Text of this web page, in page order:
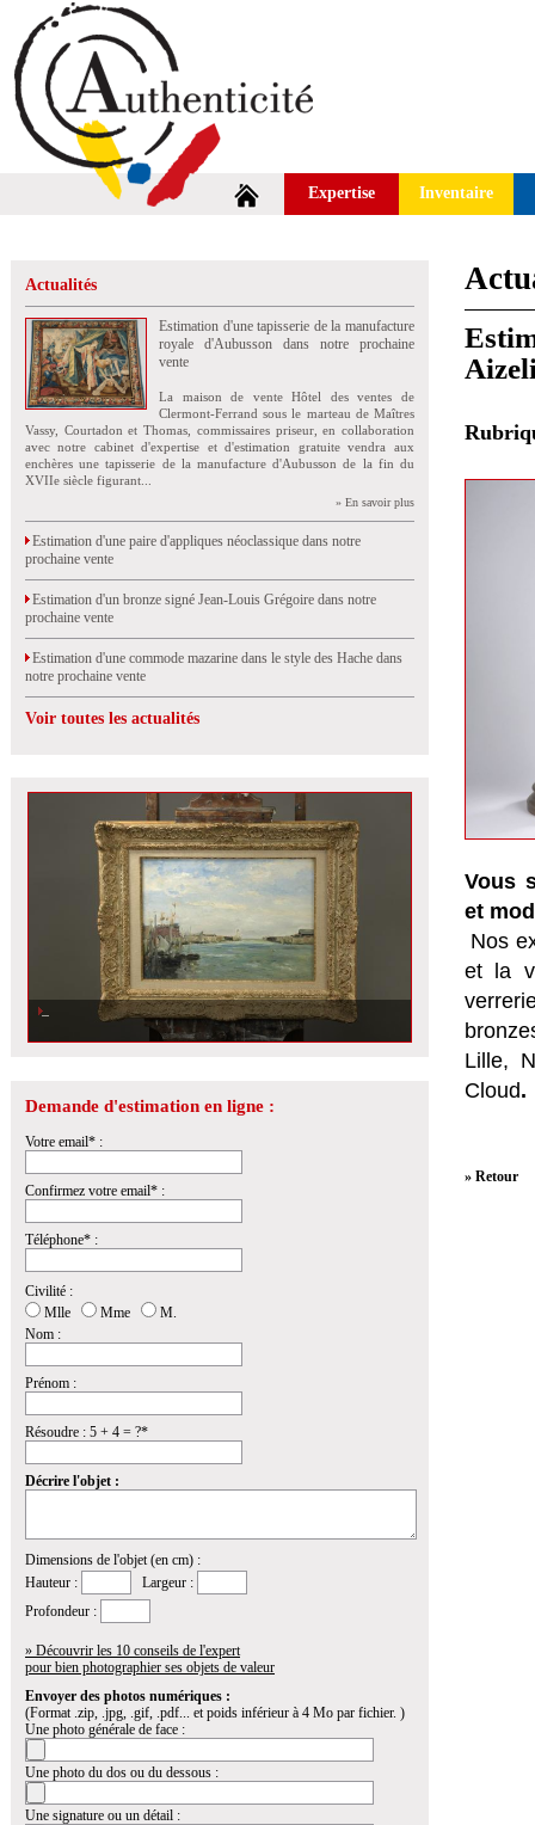
Expertise Inventaire
Actualités
Estimation d'une tapisserie de la manufacture
royale d'Aubusson dans notre prochaine
vente
La maison de vente Hôtel des ventes de
Clermont-Ferrand sous le marteau de Maîtres
Vassy, Courtadon et Thomas, commissaires priseur, en collaboration
avec notre cabinet d'expertise et d'estimation gratuite vendra aux
enchères une tapisserie de la manufacture d'Aubusson de la fin du
XVIIe siècle figurant...
» En savoir plus
Estimation d'une paire d'appliques néoclassique dans notre
prochaine vente
Estimation d'un bronze signé Jean-Louis Grégoire dans notre
prochaine vente
Estimation d'une commode mazarine dans le style des Hache dans
notre prochaine vente
Voir toutes les actualités
Demande d'estimation en ligne :
Votre email* :
Confirmez votre email* :
Téléphone* :
Civilité :
Mlle
Mme
M.
Nom :
Prénom :
Résoudre : 5 + 4 = ?*
Décrire l'objet :
Dimensions de l'objet (en cm) :
Hauteur :
Largeur :
Profondeur :
» Découvrir les 10 conseils de l'expert
pour bien photographier ses objets de valeur
Envoyer des photos numériques :
(Format .zip, .jpg, .gif, .pdf... et poids inférieur à 4 Mo par fichier. )
Une photo générale de face :
Une photo du dos ou du dessous :
Une signature ou un détail :
Vous
et
Nos
et la
Lille,
Cloud.
» Retour